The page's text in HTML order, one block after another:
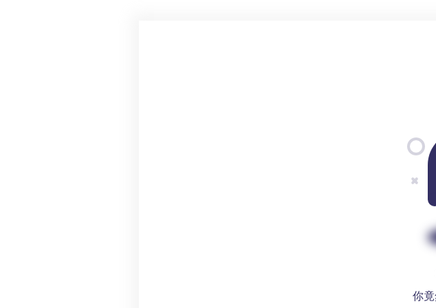
你